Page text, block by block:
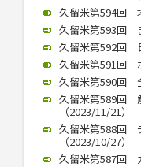
久留米第594回
久留米第593回
久留米第592回
久留米第591回
久留米第590回
久留米第589回
（2023/11/21）
久留米第588回
（2023/10/27）
久留米第587回